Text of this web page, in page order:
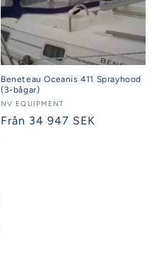
Beneteau Oceanis 411 Sprayhood
(3-bågar)
Säljare:
NV EQUIPMENT
Ordinarie
Från 34 947 SEK